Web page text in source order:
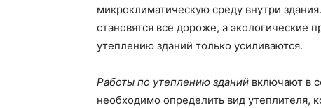
микроклиматическую среду внутри
становятся все дороже, а экологические
утеплению зданий только усиливаются.
Работы по утеплению зданий включают в
необходимо определить вид утеплителя,